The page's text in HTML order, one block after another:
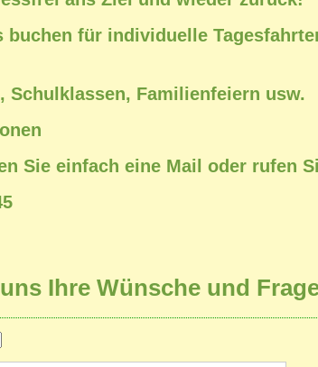
buchen für individuelle
Schulklassen, Familienfeiern usw.
Sie einfach eine Mail oder rufen
Ihre Wünsche und